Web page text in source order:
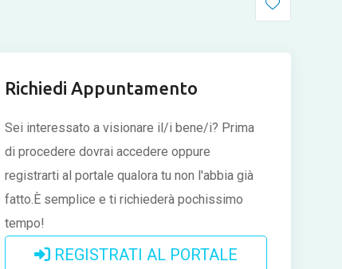
Richiedi Appuntamento
Sei interessato a visionare il/i bene/i? Prima
di procedere dovrai accedere oppure
registrarti al portale qualora tu non l'abbia già
fatto.È semplice e ti richiederà pochissimo
tempo!
REGISTRATI AL PORTALE